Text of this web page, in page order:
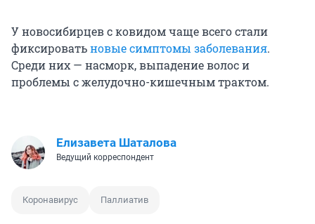
У новосибирцев с ковидом чаще всего стали
фиксироватьновые симптомы заболевания.
Среди них — насморк, выпадение волос и
проблемы с желудочно-кишечным трактом.
Елизавета Шаталова
Ведущий корреспондент
Коронавирус Паллиатив